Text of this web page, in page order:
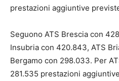
prestazioni aggiuntive
Seguono ATS Brescia con
Insubria con 420.843, ATS
Bergamo con 298.033. Per
281.535 prestazioni